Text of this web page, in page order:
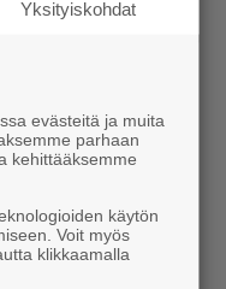
tuli hyvä fiilis,
tietämystään ja
muita, on
nyt
korona-ajan
Yksityiskohdat
evästeitä ja muita
parhaan
kehittääksemme
käytön
Voit myös
klikkaamalla